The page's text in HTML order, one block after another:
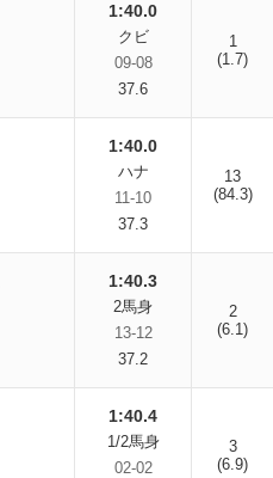
1:40.0
クビ
09-08
37.6
1
(1.7)
1:40.0
ハナ
11-10
37.3
13
(84.3)
1:40.3
2馬身
13-12
37.2
2
(6.1)
1:40.4
1/2馬身
02-02
3
(6.9)